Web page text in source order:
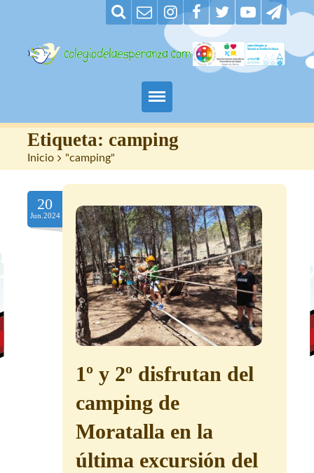
Padres
Alumnos
Maestros
Nuestro centro
Contacto
Etiqueta: camping
Inicio > "camping"
20
Jun.2024
1º y 2º disfrutan del
camping de
Moratalla en la
última excursión del